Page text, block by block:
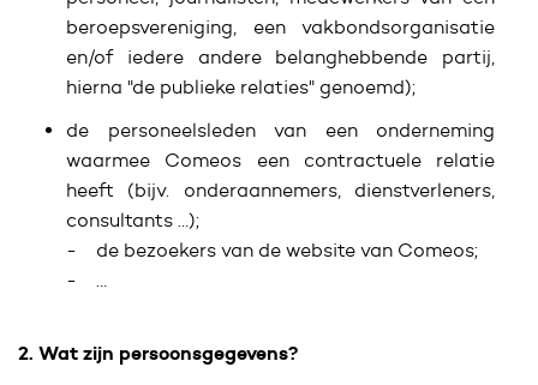
beroepsvereniging, een vakbondsorganisatie
en/of iedere andere belanghebbende partij,
hierna "de publieke relaties" genoemd);
de personeelsleden van een onderneming
waarmee Comeos een contractuele relatie
heeft (bijv. onderaannemers, dienstverleners,
consultants …);
- de bezoekers van de website van Comeos;
- …
2. Wat zijn persoonsgegevens?